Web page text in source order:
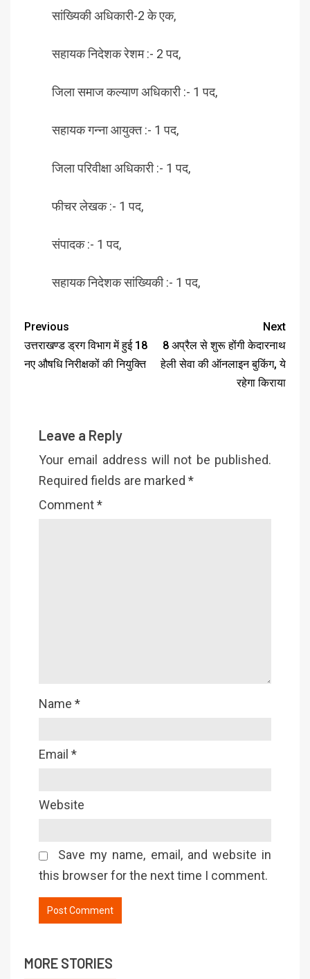
सांख्यिकी अधिकारी-2 के एक,
सहायक निदेशक रेशम :- 2 पद,
जिला समाज कल्याण अधिकारी :- 1 पद,
सहायक गन्ना आयुक्त :- 1 पद,
जिला परिवीक्षा अधिकारी :- 1 पद,
फीचर लेखक :- 1 पद,
संपादक :- 1 पद,
सहायक निदेशक सांख्यिकी :- 1 पद,
Previous
उत्तराखण्ड ड्रग विभाग में हुई 18
नए औषधि निरीक्षकों की नियुक्ति
Next
8 अप्रैल से शुरू होंगी केदारनाथ
हेली सेवा की ऑनलाइन बुकिंग, ये
रहेगा किराया
Leave a Reply
Your email address will not be published.
Required fields are marked *
Comment*
Name *
Email *
Website
Save my name, email, and website in
this browser for the next time I comment.
MORE STORIES